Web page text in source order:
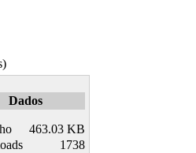
Dados
463.03 KB
1738